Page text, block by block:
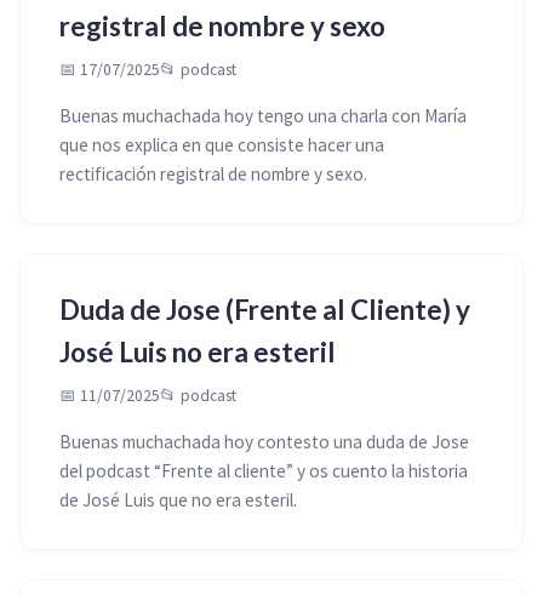
registral de nombre y sexo
📅 17/07/2025📂 podcast
Buenas muchachada hoy tengo una charla con María
que nos explica en que consiste hacer una
rectificación registral de nombre y sexo.
Duda de Jose (Frente al Cliente) y
José Luis no era esteril
📅 11/07/2025📂 podcast
Buenas muchachada hoy contesto una duda de Jose
del podcast “Frente al cliente” y os cuento la historia
de José Luis que no era esteril.